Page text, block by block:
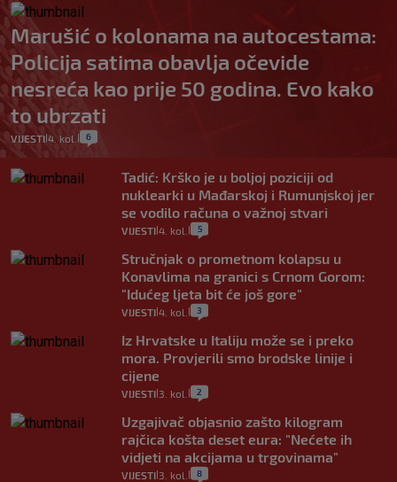
Marušić o kolonama na autocestama:
Policija satima obavlja očevide
nesreća kao prije 50 godina. Evo kako
to ubrzati
VIJESTI 4. kol. 6
Tadić: Krško je u boljoj poziciji od
nuklearki u Mađarskoj i Rumunjskoj jer
se vodilo računa o važnoj stvari
VIJESTI 4. kol. 5
Stručnjak o prometnom kolapsu u
Konavlima na granici s Crnom Gorom:
"Idućeg ljeta bit će još gore"
VIJESTI 4. kol. 3
Iz Hrvatske u Italiju može se i preko
mora. Provjerili smo brodske linije i
cijene
VIJESTI 3. kol. 2
Uzgajivač objasnio zašto kilogram
rajčica košta deset eura: "Nećete ih
vidjeti na akcijama u trgovinama"
VIJESTI 3. kol. 8